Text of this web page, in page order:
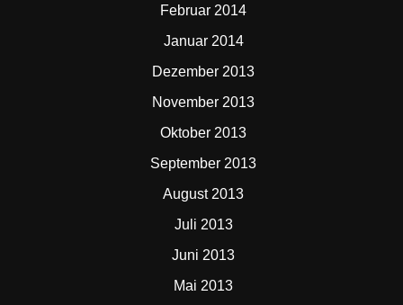
Februar 2014
Januar 2014
Dezember 2013
November 2013
Oktober 2013
September 2013
August 2013
Juli 2013
Juni 2013
Mai 2013